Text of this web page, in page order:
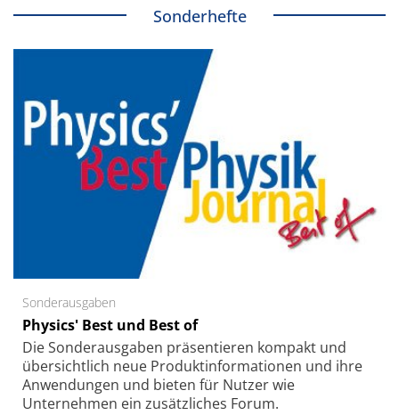
Sonderhefte
Sonderausgaben
Physics' Best und Best of
Die Sonder­ausgaben präsentieren kompakt und
übersichtlich neue Produkt­informationen und ihre
Anwendungen und bieten für Nutzer wie
Unternehmen ein zusätzliches Forum.